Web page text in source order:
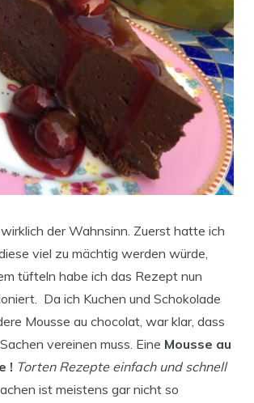
der Wahnsinn. Zuerst hatte ich
viel zu mächtig werden würde,
tüfteln habe ich das Rezept nun
Da ich Kuchen und Schokolade
Mousse au chocolat, war klar, dass
vereinen muss. Eine Mousse au
! Torten Rezepte einfach und schnell
ist meistens gar nicht so